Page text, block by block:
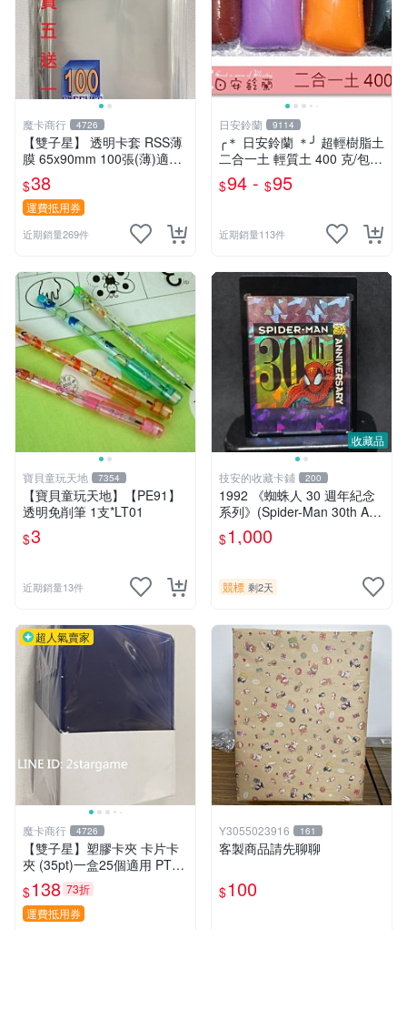
魔卡商行 4726
【雙子星】 透明卡套 RSS薄
膜 65x90mm 100張(薄)適用
桌遊 波波夫 POPOV 紙牌 Bo
ardgame
$38
運費抵用券
近期銷量269件
日安鈴蘭 9114
╭＊ 日安鈴蘭 ＊╯ 超輕樹脂土
二合一土 輕質土 400 克/包
兒童輕黏土 (新增 350克特調
色 可選)
$94 - $95
近期銷量113件
寶貝童玩天地 7354
【寶貝童玩天地】【PE91】
透明免削筆 1支*LT01
$3
近期銷量13件
收藏品
技安的收藏卡鋪 200
1992 《蜘蛛人 30 週年紀念
系列》(Spider-Man 30th Ann
iversary) 閃卡 早期 漫畫 電
影 蜘蛛人 含 卡磚 底座
$1,000
競標 剩2天
超人氣賣家
魔卡商行 4726
【雙子星】塑膠卡夾 卡片卡
夾 (35pt)一盒25個適用 PTC
G 寶可夢 遊戲王 界線超越典
藏包 忍者飛旋
$138 73折
運費抵用券
Y3055023916 161
客製商品請先聊聊
$100